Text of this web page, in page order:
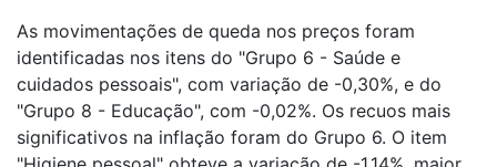
As movimentações de queda nos preços foram
identificadas nos itens do "Grupo 6 - Saúde e
cuidados pessoais", com variação de -0,30%, e do
"Grupo 8 - Educação", com -0,02%. Os recuos mais
significativos na inflação foram do Grupo 6. O item